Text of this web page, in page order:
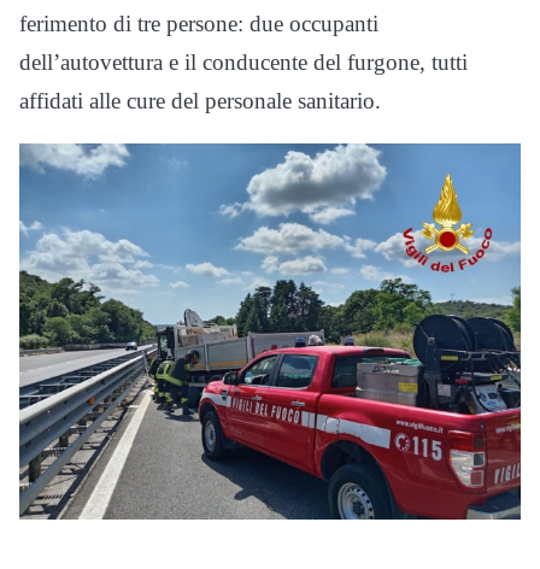
ferimento di tre persone: due occupanti
dell’autovettura e il conducente del furgone, tutti
affidati alle cure del personale sanitario.